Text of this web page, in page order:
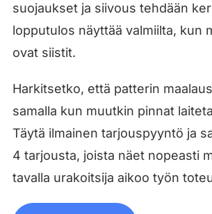
suojaukset ja siivous tehdään
lopputulos näyttää valmiilta, kun
ovat siistit.
Harkitsetko, että patterin
samalla kun muutkin pinnat
Täytä ilmainen tarjouspyyntö ja
4 tarjousta, joista näet nopeasti
tavalla urakoitsija aikoo työn